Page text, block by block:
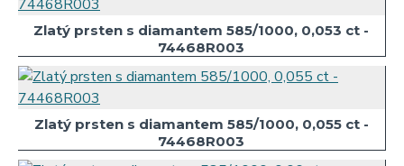
Zlatý prsten s diamantem 585/1000, 0,053 ct -
74468R003
Zlatý prsten s diamantem 585/1000, 0,055 ct -
74468R003